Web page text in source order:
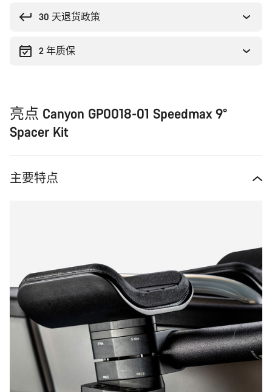
30 天退货政策
2 年质保
亮点 Canyon GP0018-01 Speedmax 9°
Spacer Kit
主要特点